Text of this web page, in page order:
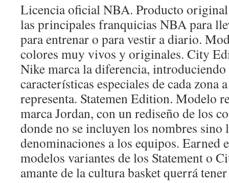
Licencia oficial NBA. Producto
las principales franquicias NBA para
para entrenar o para vestir a diario.
colores muy vivos y originales. City
Nike marca la diferencia,
características especiales de cada zona
representa. Statemen Edition. Modelo
marca Jordan, con un rediseño de los
donde no se incluyen los nombres sino
denominaciones a los equipos. Earned
modelos variantes de los Statement o
amante de la cultura basket querrá